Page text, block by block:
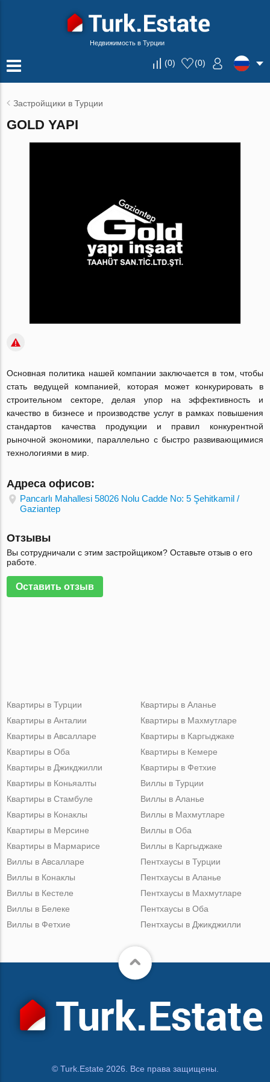
Недвижимость в Турции
(0) (0)
Застройщики в Турции
GOLD YAPI
Основная политика нашей компании заключается в том, чтобы
стать ведущей компанией, которая может конкурировать в
строительном секторе, делая упор на эффективность и
качество в бизнесе и производстве услуг в рамках повышения
стандартов качества продукции и правил конкурентной
рыночной экономики, параллельно с быстро развивающимися
технологиями в мир.
Адреса офисов:
Pancarlı Mahallesi 58026 Nolu Cadde No: 5 Şehitkamil /
Gaziantep
Отзывы
Вы сотрудничали с этим застройщиком? Оставьте отзыв о его
работе.
Оставить отзыв
Квартиры в Турции
Квартиры в Анталии
Квартиры в Авсалларе
Квартиры в Оба
Квартиры в Джикджилли
Квартиры в Аланье
Квартиры в Махмутларе
Квартиры в Каргыджаке
Квартиры в Кемере
Квартиры в Фетхие
Квартиры в Коньяалты
Квартиры в Стамбуле
Квартиры в Конаклы
Квартиры в Мерсине
Квартиры в Мармарисе
Виллы в Турции
Виллы в Аланье
Виллы в Махмутларе
Виллы в Оба
Виллы в Каргыджаке
Виллы в Авсалларе
Виллы в Конаклы
Виллы в Кестеле
Виллы в Белеке
Виллы в Фетхие
Пентхаусы в Турции
Пентхаусы в Аланье
Пентхаусы в Махмутларе
Пентхаусы в Оба
Пентхаусы в Джикджилли
© Turk.Estate 2026. Все права защищены.